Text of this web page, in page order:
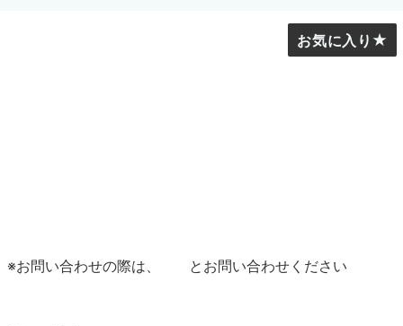
お気に入り
※お問い合わせの際は、 とお問い合わせください